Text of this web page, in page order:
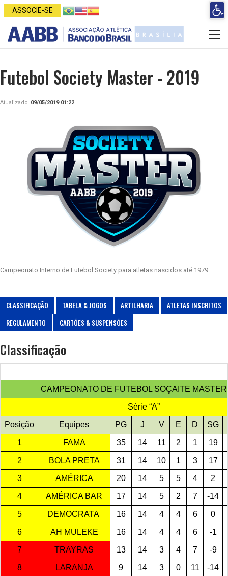
ASSOCIE-SE
Futebol Society Master - 2019
Atualizado 09/05/2019 01:22
Campeonato Interno de Futebol Society para atletas nascidos até 1979.
CLASSIFICAÇÃO TABELA & JOGOS ARTILHARIA
ATLETAS INSCRITOS
REGULAMENTO
CARTÕES & SUSPENSÕES
Classificação
CAMPEONATO DE FUTEBOL SOÇAITE
Série “A”
Posição Equipes PG J V E D SG
1 FAMA 35 14 11 2 1 19
2 BOLA PRETA 31 14 10 1 3 17
3 AMÉRICA 20 14 5 5 4 2
4 AMÉRICA BAR 17 14 5 2 7 -14
5 DEMOCRATA 16 14 4 4 6 0
6 AH MULEKE 16 14 4 4 6 -1
7 TRAYRAS 13 14 3 4 7 -9
8 LARANJA 9 14 3 0 11 -14